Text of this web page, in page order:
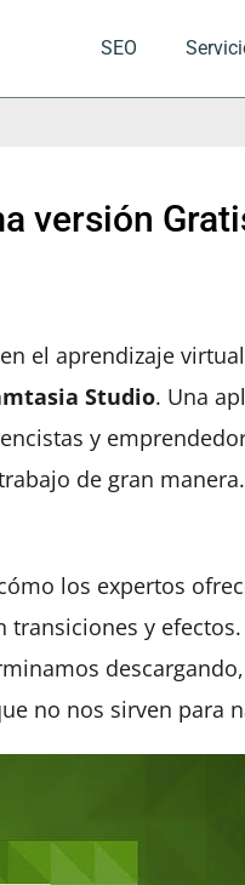
SEO
versión
el aprendizaje
Studio. Una
y
de gran manera.
los expertos
y
no nos sirven para